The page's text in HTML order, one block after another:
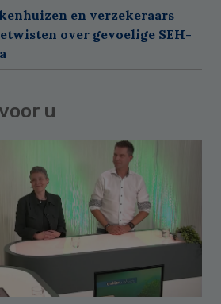
en verzekeraars
over gevoelige SEH-
u